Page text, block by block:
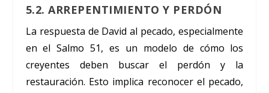
5.2. ARREPENTIMIENTO Y PERDÓN
La respuesta de David al pecado, especialmente
en el Salmo 51, es un modelo de cómo los
creyentes deben buscar el perdón y la
restauración. Esto implica reconocer el pecado,